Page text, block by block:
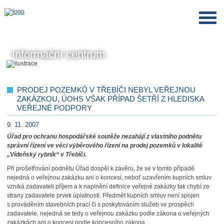
Informační centrum
PRODEJ POZEMKŮ V TŘEBÍČI NEBYL VEŘEJNOU
ZAKÁZKOU, ÚOHS VŠAK PŘÍPAD ŠETŘÍ Z HLEDISKA
VEŘEJNÉ PODPORY
9. 11. 2007
Úřad pro ochranu hospodářské soutěže nezahájí z vlastního podnětu
správní řízení ve věci výběrového řízení na prodej pozemků v lokalitě
„Vídeňský rybník“ v Třebíči.
Při prošetřování podnětu Úřad dospěl k závěru, že se v tomto případě
nejedná o veřejnou zakázku ani o koncesi, neboť uzavřením kupních smluv
vzniká zadavateli příjem a k naplnění definice veřejné zakázky tak chybí ze
strany zadavatele prvek úplatnosti. Předmět kupních smluv není spojen
s prováděním stavebních prací či s poskytováním služeb ve prospěch
zadavatele, nejedná se tedy o veřejnou zakázku podle zákona o veřejných
zakázkách ani o koncesi podle koncesního zákona.